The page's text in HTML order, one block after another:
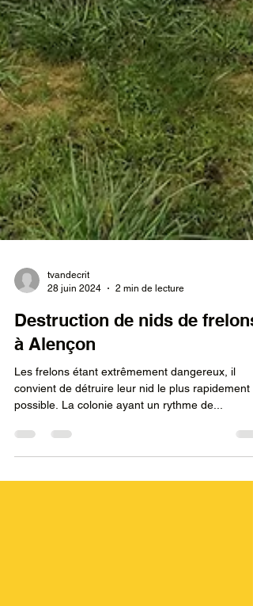
28 juin 2024
2 min de lecture
Destruction de nids de frelons
à Alençon
Les frelons étant extrêmement dangereux, il
possible. La colonie ayant un rythme de...